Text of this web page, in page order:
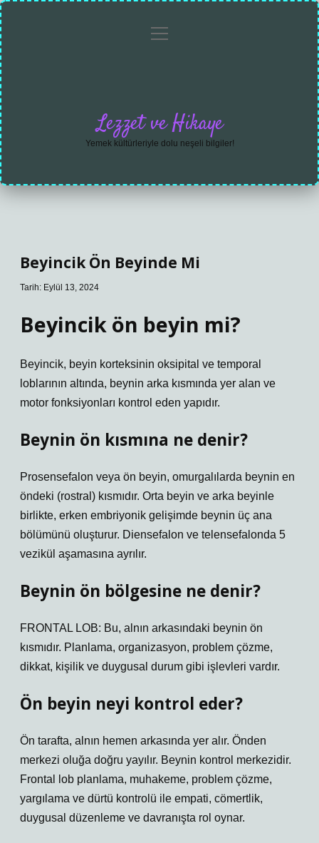
Gizlilikmenüyü
Lezzet ve Hikaye
Yemek kültürleriyle dolu neşeli bilgiler!
Beyincik Ön Beyinde Mi
Tarih: Eylül 13, 2024
Beyincik ön beyin mi?
Beyincik, beyin korteksinin oksipital ve temporal
loblarının altında, beynin arka kısmında yer alan ve
motor fonksiyonları kontrol eden yapıdır.
Beynin ön kısmına ne denir?
Prosensefalon veya ön beyin, omurgalılarda beynin en
öndeki (rostral) kısmıdır. Orta beyin ve arka beyinle
birlikte, erken embriyonik gelişimde beynin üç ana
bölümünü oluşturur. Diensefalon ve telensefalonda 5
vezikül aşamasına ayrılır.
Beynin ön bölgesine ne denir?
FRONTAL LOB: Bu, alnın arkasındaki beynin ön
kısmıdır. Planlama, organizasyon, problem çözme,
dikkat, kişilik ve duygusal durum gibi işlevleri vardır.
Ön beyin neyi kontrol eder?
Ön tarafta, alnın hemen arkasında yer alır. Önden
merkezi oluğa doğru yayılır. Beynin kontrol merkezidir.
Frontal lob planlama, muhakeme, problem çözme,
yargılama ve dürtü kontrolü ile empati, cömertlik,
duygusal düzenleme ve davranışta rol oynar.